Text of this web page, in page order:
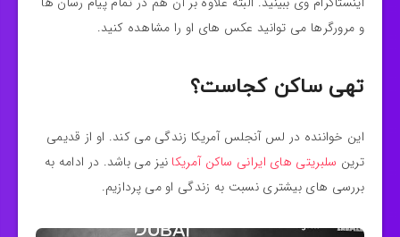
و مرورگرها می توانید عکس های او را مشاهده کنید.
تهی ساکن کجاست؟
این خواننده در لس آنجلس آمریکا زندگی می کند. او از قدیمی
ترین سلبریتی های ایرانی ساکن آمریکا نیز می باشد. در ادامه به
بررسی های بیشتری نسبت به زندگی او می پردازیم.